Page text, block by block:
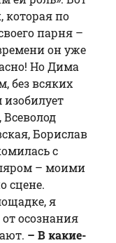
которая по
парня –
он уже
Но Дима
без всяких
Всеволод
Борислав
с
– моими
сцене.
я
осознания
– В какие-